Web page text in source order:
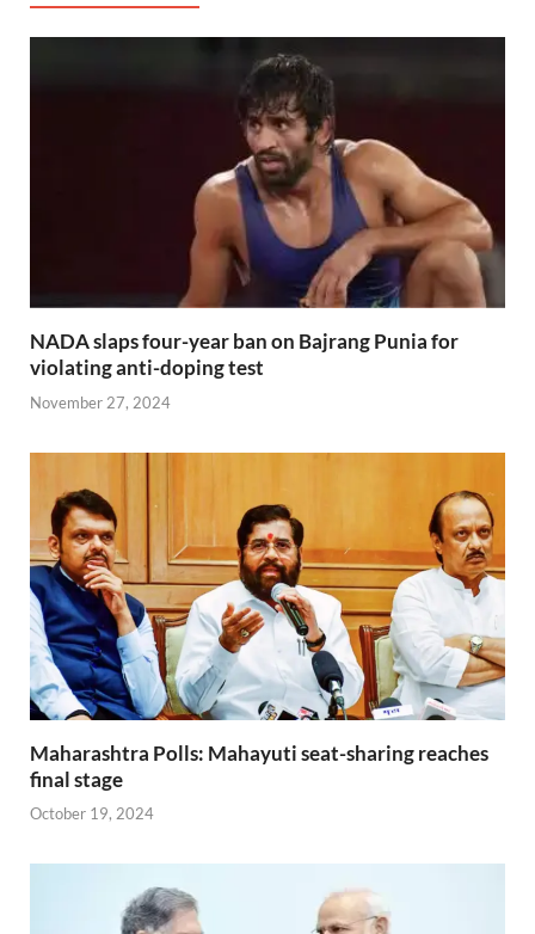
NADA slaps four-year ban on Bajrang Punia for
violating anti-doping test
November 27, 2024
Maharashtra Polls: Mahayuti seat-sharing reaches
final stage
October 19, 2024